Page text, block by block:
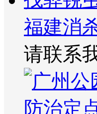
福建消
请联系